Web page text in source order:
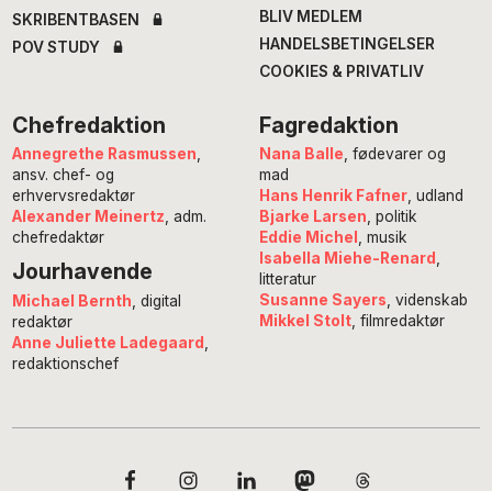
SKRIBENTBASEN
POV STUDY
BLIV MEDLEM
HANDELSBETINGELSER
COOKIES & PRIVATLIV
Chefredaktion
Annegrethe Rasmussen,
ansv. chef- og
erhvervsredaktør
Alexander Meinertz, adm.
chefredaktør
Jourhavende
Michael Bernth, digital
redaktør
Anne Juliette Ladegaard ,
redaktionschef
Fagredaktion
Nana Balle, fødevarer og
mad
Hans Henrik Fafner, udland
Bjarke Larsen, politik
Eddie Michel , musik
Isabella Miehe-Renard ,
litteratur
Susanne Sayers, videnskab
Mikkel Stolt, filmredaktør